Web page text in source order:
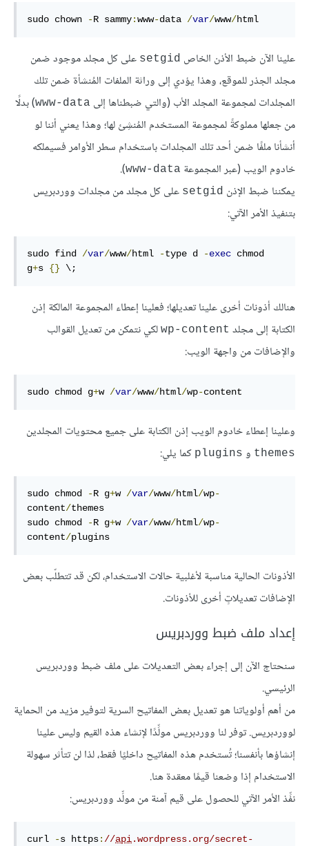
sudo chown -R sammy:www-data /var/www/html
علينا الآن ضبط الأذن الخاص setgid على كل مجلد موجود ضمن
مجلد الجذر للموقع، وهذا يؤدي إلى وراثة الملفات المُنشأة ضمن تلك
المجلدات لمجموعة المجلد الأب (والتي ضبطناها إلى www-data) بدلًا
من جعلها مملوكةً لمجموعة المستخدم المُنشِئ لها؛ وهذا يعني أننا لو
أنشأنا ملفًا ضمن أحد تلك المجلدات باستخدام سطر الأوامر فسيملكه
خادوم الويب (عبر المجموعة www-data
).
يمكننا ضبط الإذن setgid على كل مجلد من مجلدات ووردبريس
بتنفيذ الأمر الآتي:
sudo find /var/www/html -type d -exec chmod
g+s {} \;
هنالك أذونات أخرى علينا تعديلها؛ فعلينا إعطاء المجموعة المالكة إذن
الكتابة إلى مجلد wp-content لكي نتمكن من تعديل القوالب
والإضافات من واجهة الويب:
sudo chmod g+w /var/www/html/wp-content
وعلينا إعطاء خادوم الويب إذن الكتابة على جميع محتويات المجلدين
themes و plugins كما يلي:
sudo chmod -R g+w /var/www/html/wp-
content/themes
sudo chmod
-R g+w /var/www/html/wp-
content/plugins
الأذونات الحالية مناسبة لأغلبية حالات الاستخدام، لكن قد تتطلّب بعض
الإضافات تعديلاتٍ أخرى للأذونات.
إعداد ملف ضبط ووردبريس
سنحتاج الآن إلى إجراء بعض التعديلات على ملف ضبط ووردبريس
الرئيسي.
من أهم أولوياتنا هو تعديل بعض المفاتيح السرية لتوفير مزيد من الحماية
لووردبريس. توفر لنا ووردبريس مولِّدًا لإنشاء هذه القيم وليس علينا
إنشاؤها بأنفسنا؛ تُستخدم هذه المفاتيح داخليًا فقط، لذا لن تتأثر سهولة
الاستخدام إذا وضعنا قيمًا معقدة هنا.
نفِّذ الأمر الآتي للحصول على قيم آمنة من مولِّد ووردبريس:
curl -s https: //api.wordpress.org/secret-